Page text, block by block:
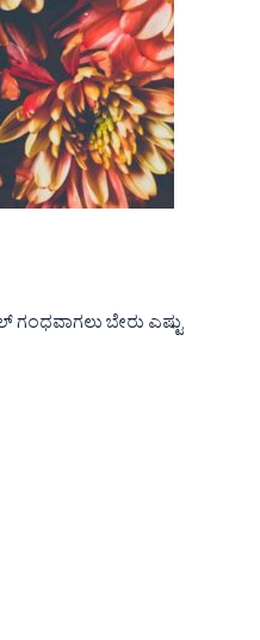
ಬೇರು ಎಷ್ಟು